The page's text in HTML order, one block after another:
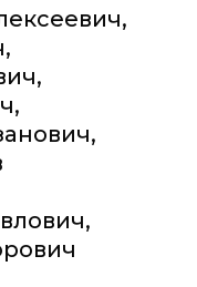
,
,
,
,
,
,